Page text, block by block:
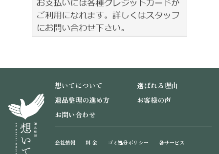
想いてについて
選ばれる理由
遺品整理の進め方
お客様の声
お問い合わせ
会社情報 料 金 ゴミ処分ポリシー 各サービス